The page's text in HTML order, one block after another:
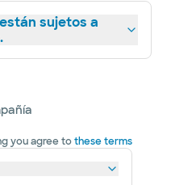
sujetos a
you agree tothese terms